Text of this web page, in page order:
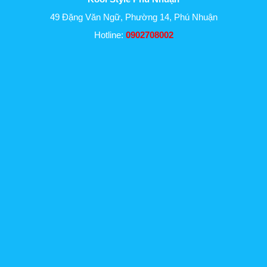
49 Đặng Văn Ngữ, Phường 14, Phú Nhuận
Hotline: 0902708002